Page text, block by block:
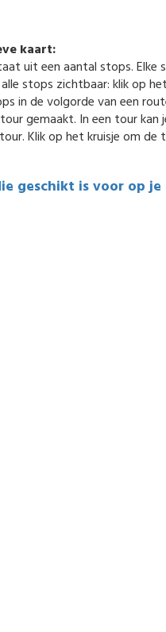
kaart:
uit een aantal stops.
stops zichtbaar: klik op
in de volgorde van een
gemaakt. In een tour
Klik op het kruisje om
geschikt is voor op